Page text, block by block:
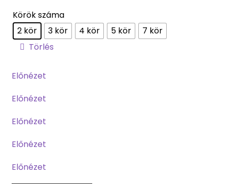
Körök száma
2 kör
3 kör 4 kör 5 kör
7 kör
Törlés
Előnézet
Előnézet
Előnézet
Előnézet
Előnézet